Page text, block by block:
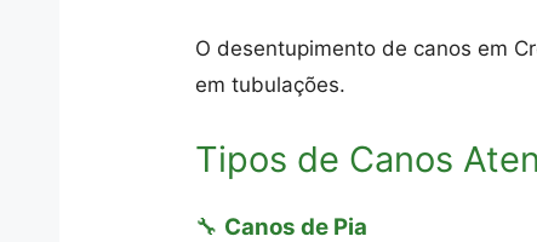
O desentupimento de canos em
em tubulações.
Tipos de Canos
🔧 Canos de Pia